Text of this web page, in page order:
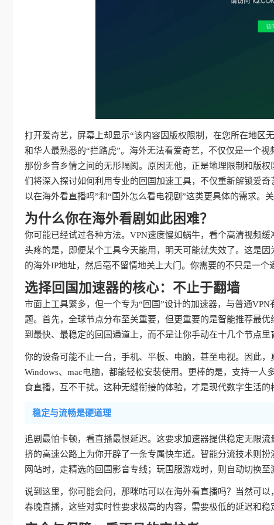
打开爱奇艺，屏幕上却显示“该内容因版权限制，在您所在地
和华人最熟悉的“拦路虎”。海外无法看爱奇艺，不仅仅是一个
那份乡音乡情之间的无形隔阂。原因无他，正是地理限制和版
们将深入探讨如何利用专业的回国加速工具，不仅重新解锁爱
以在海外看直播吗”和“国外怎么看电视剧”这类更具体的需求。
为什么你在海外看剧如此困难？
你可能已经试过各种方法。VPN速度慢如蜗牛，看个高清视频
头疼的是，即便某个工具今天能用，明天可能就失效了。这是
的海外IP地址，然后毫不留情地关上大门。你需要的不只是一个
选择回国加速器的核心：不止于翻墙
市面上工具繁多，但一个专为“回国”设计的加速器，与普通
题。首先，全球节点分布至关重要，但更重要的是智能推荐最
到最快、最稳定的回国通道上，而不是让你手动在十几个节点里
你的设备可能不止一台，手机、平板、电脑，甚至电视。因此
Windows、mac电脑，都能轻松安装使用。更棒的是，支持一
食直播，互不干扰。这种无缝衔接的体验，才是现代数字生活的
稳定与流畅是硬道理
追剧最怕卡顿，看直播最恨延迟。这要求加速器提供稳定无限
挤的高速公路上为你开辟了一条专属快车道。智能分流技术则
网站时，走精选的回国影音专线；玩国服游戏时，则自动切换
说到这里，你可能会问，那咪咕可以在海外看直播吗？当然可
春晚直播，这些对实时性要求极高的内容，需要极低的延迟和稳